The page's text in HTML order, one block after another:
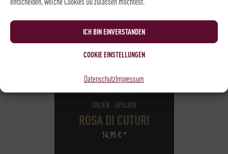
ICH BIN EINVERSTANDEN
COOKIE EINSTELLUNGEN
DatenschutzImpressum
ITALIEN - APULIEN
ROSA DI CUTURI
14,95€ *